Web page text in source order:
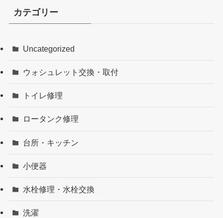
カテゴリー
Uncategorized
ウォシュレット交換・取付
トイレ修理
ロータンク修理
台所・キッチン
小便器
水栓修理・水栓交換
洗濯